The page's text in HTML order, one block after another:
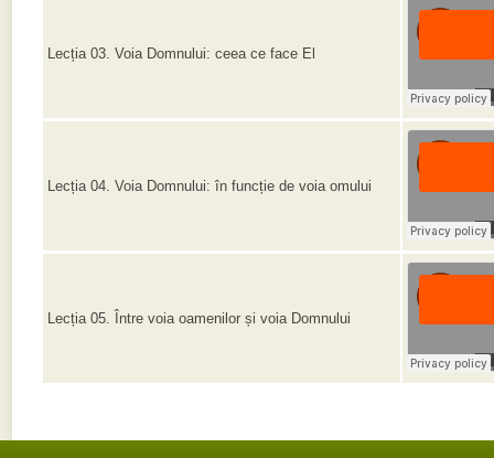
Lecția 03. Voia Domnului: ceea ce face El
Lecția 04. Voia Domnului: în funcție de voia omului
Lecția 05. Între voia oamenilor și voia Domnului